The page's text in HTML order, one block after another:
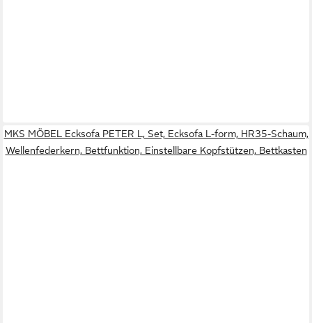
MKS MÖBEL Ecksofa PETER L, Set, Ecksofa L-form, HR35-Schaum,
Wellenfederkern, Bettfunktion, Einstellbare Kopfstützen, Bettkasten